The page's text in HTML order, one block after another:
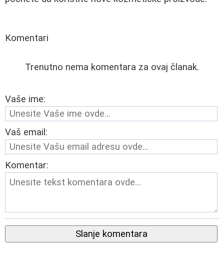
Komentari
Trenutno nema komentara za ovaj članak.
Vaše ime:
Vaš email:
Komentar:
Slanje komentara